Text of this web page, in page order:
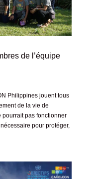
de l’équipe
Philippines jouent tous
de la vie de
pourrait pas fonctionner
pour protéger,